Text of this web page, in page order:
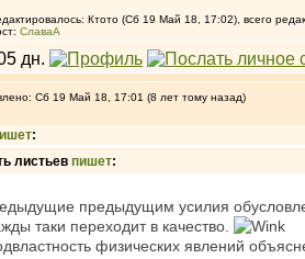
Ктото (Сб 19 Май 18, 17:02), всего
СлаваА
Сб 19 Май 18, 17:01 (8 лет тому назад)
:
листьев пишет:
предыдущим усилия
таки переходит в качество.
физических явлений